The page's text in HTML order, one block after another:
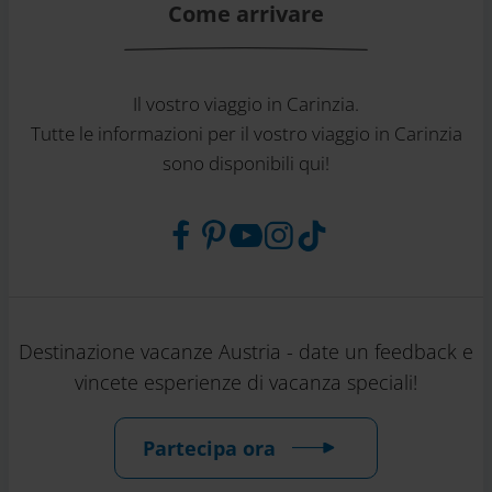
Come arrivare
Il vostro viaggio in Carinzia.
Tutte le informazioni per il vostro viaggio in Carinzia
sono disponibili qui!
Destinazione vacanze Austria - date un feedback e
vincete esperienze di vacanza speciali!
Partecipa ora